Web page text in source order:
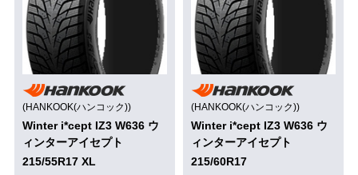
(HANKOOK(ハンコック))
Winter i*cept IZ3 W636 ウ
ィンターアイセプト
215/55R17 XL
(HANKOOK(ハンコック))
Winter i*cept IZ3 W636 ウ
ィンターアイセプト
215/60R17